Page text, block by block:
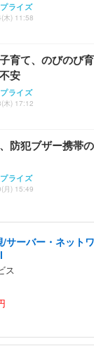
ライズ
木) 11:58
育て、のびのび
安
ライズ
木) 17:12
防犯ブザー携帯
ライズ
月) 15:49
サーバー・ネット
ス